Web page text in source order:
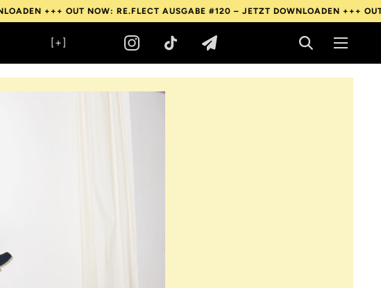
OUT NOW: RE.FLECT AUSGABE #120 – JETZT DOWNLOADEN +++OUT NOW:
[+]